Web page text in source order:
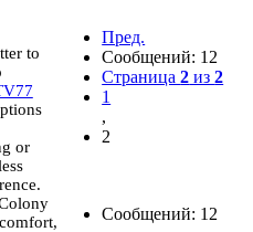
Пред.
Сообщений: 12
Страница2 из2
1
,
2
Сообщений: 12
to
or